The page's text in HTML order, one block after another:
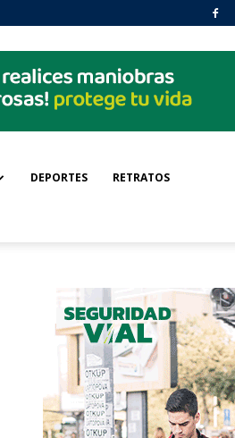
DEPORTES RETRATOS